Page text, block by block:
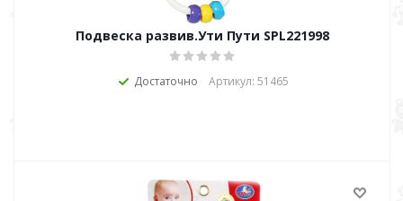
Подвеска развив.Ути Пути SPL221998
Достаточно Артикул: 51465